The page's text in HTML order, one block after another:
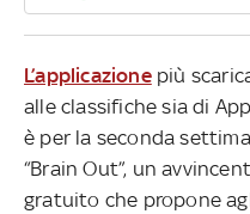
L’applicazionepiù
alle classifiche sia di
è per la seconda
“Brain Out”, un
gratuito che propone